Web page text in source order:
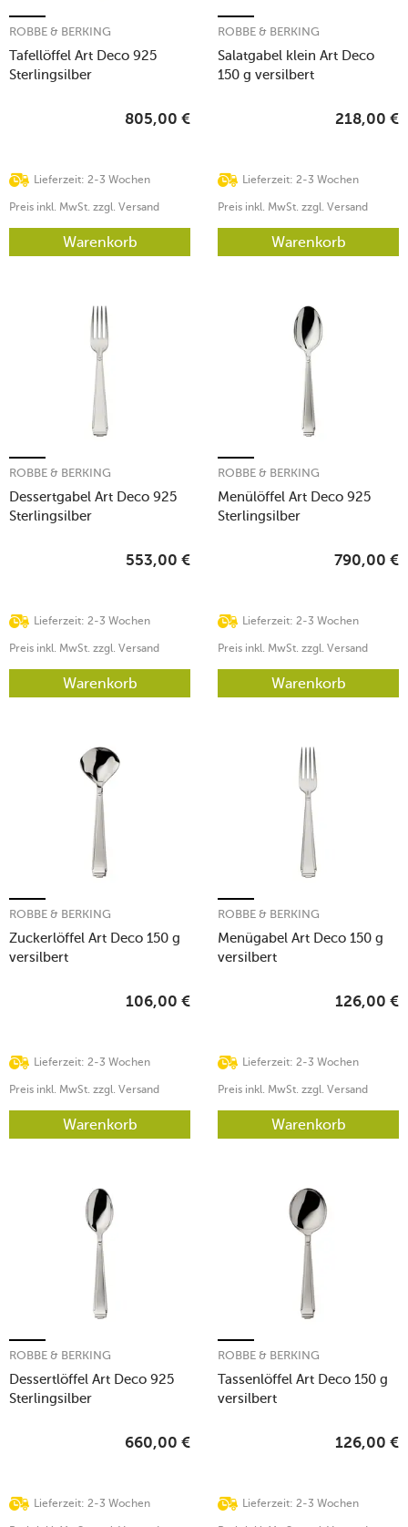
Tafellöffel Art Deco 925
Sterlingsilber
ROBBE & BERKING
Lieferzeit: 2-3 Wochen
805,00 €
Preis inkl. MwSt. zzgl. Versand
Warenkorb
Salatgabel klein Art Deco
150 g versilbert
ROBBE & BERKING
Lieferzeit: 2-3 Wochen
218,00 €
Preis inkl. MwSt. zzgl. Versand
Warenkorb
Dessertgabel Art Deco 925
Sterlingsilber
ROBBE & BERKING
Lieferzeit: 2-3 Wochen
553,00 €
Preis inkl. MwSt. zzgl. Versand
Warenkorb
Menülöffel Art Deco 925
Sterlingsilber
ROBBE & BERKING
Lieferzeit: 2-3 Wochen
790,00 €
Preis inkl. MwSt. zzgl. Versand
Warenkorb
Zuckerlöffel Art Deco 150 g
versilbert
ROBBE & BERKING
Lieferzeit: 2-3 Wochen
106,00 €
Preis inkl. MwSt. zzgl. Versand
Warenkorb
Menügabel Art Deco 150 g
versilbert
ROBBE & BERKING
Lieferzeit: 2-3 Wochen
126,00 €
Preis inkl. MwSt. zzgl. Versand
Warenkorb
Dessertlöffel Art Deco 925
Sterlingsilber
ROBBE & BERKING
Lieferzeit: 2-3 Wochen
660,00 €
Tassenlöffel Art Deco 150 g
versilbert
ROBBE & BERKING
Lieferzeit: 2-3 Wochen
126,00 €